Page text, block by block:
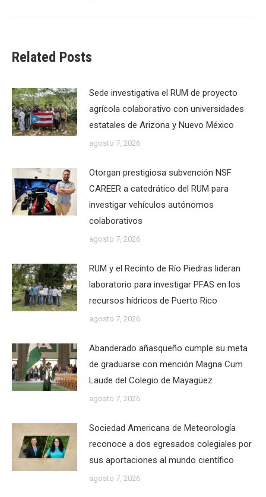
Related Posts
Sede investigativa el RUM de proyecto
agrícola colaborativo con universidades
estatales de Arizona y Nuevo México
agosto 7, 2026
Otorgan prestigiosa subvención NSF
CAREER a catedrático del RUM para
investigar vehículos autónomos
colaborativos
agosto 7, 2026
RUM y el Recinto de Río Piedras lideran
laboratorio para investigar PFAS en los
recursos hídricos de Puerto Rico
agosto 7, 2026
Abanderado añasqueño cumple su meta
de graduarse con mención Magna Cum
Laude del Colegio de Mayagüez
agosto 7, 2026
Sociedad Americana de Meteorología
reconoce a dos egresados colegiales por
sus aportaciones al mundo científico
agosto 7, 2026